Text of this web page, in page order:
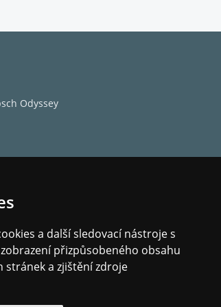
a další sledovací nástroje s
přizpůsobeného obsahu
stránek a zjištění zdroje
Spotify Connect*,
služby. Funkce
a na streamovaných
osvětlení, takže je
MP3, výstup na
Odyssey